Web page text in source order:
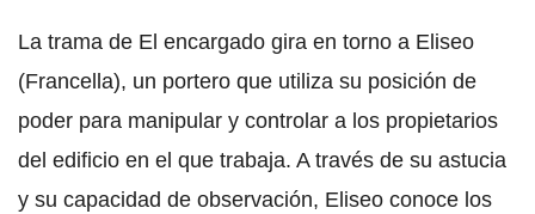
La trama de El encargado gira en torno a Eliseo
(Francella), un portero que utiliza su posición de
poder para manipular y controlar a los propietarios
del edificio en el que trabaja. A través de su astucia
y su capacidad de observación, Eliseo conoce los